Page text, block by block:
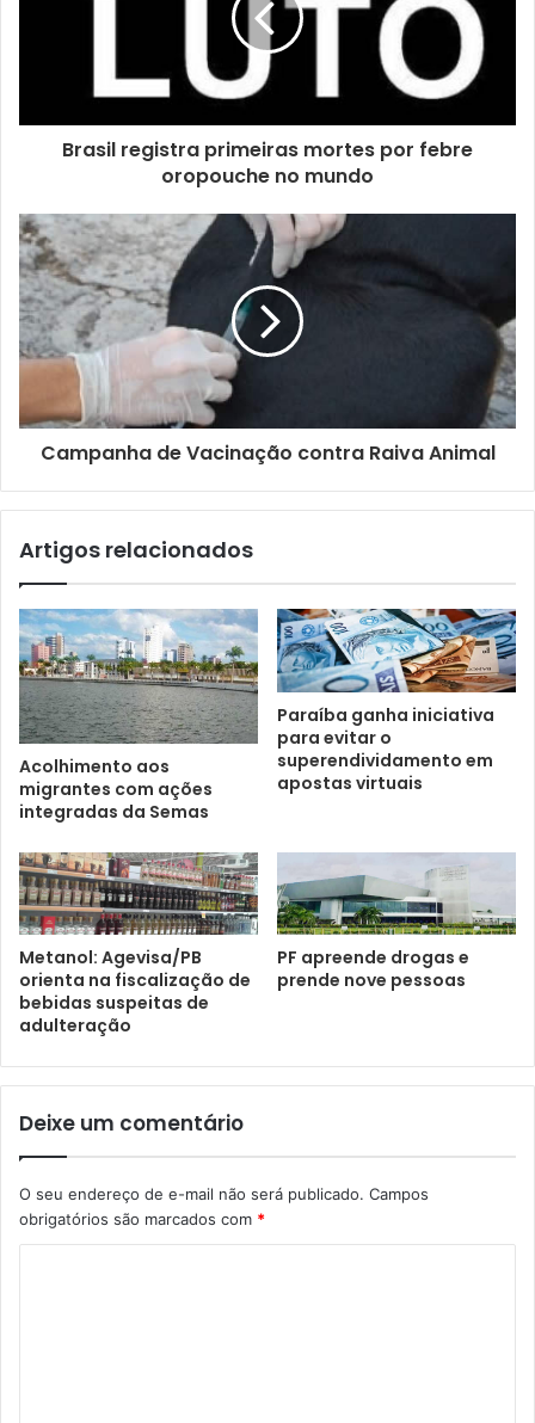
e
e
m
a
i
l
Brasil registra primeiras mortes por febre
oropouche no mundo
Campanha de Vacinação contra Raiva Animal
Artigos relacionados
Acolhimento aos
migrantes com ações
integradas da Semas
Paraíba ganha iniciativa
para evitar o
superendividamento em
apostas virtuais
Metanol: Agevisa/PB
orienta na fiscalização de
bebidas suspeitas de
adulteração
PF apreende drogas e
prende nove pessoas
Deixe um comentário
O seu endereço de e-mail não será publicado. Campos
obrigatórios são marcados com *